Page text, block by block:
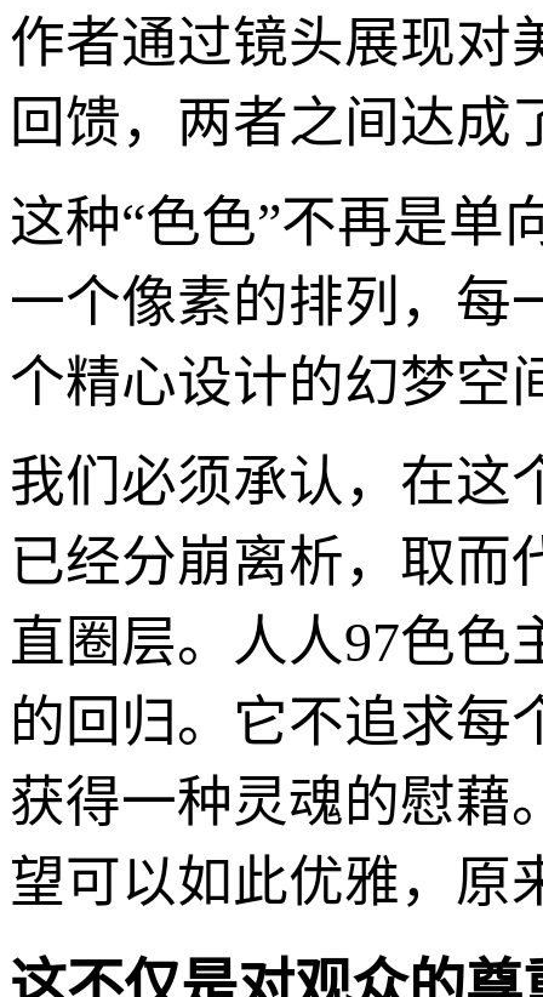
作者通过镜头展现对
回馈，两者之间达成
这种“色色”不再是单
一个像素的排列，每
个精心设计的幻梦空
我们必须承认，在这
已经分崩离析，取而
直圈层。人人97色色
的回归。它不追求每
获得一种灵魂的慰藉
望可以如此优雅，原